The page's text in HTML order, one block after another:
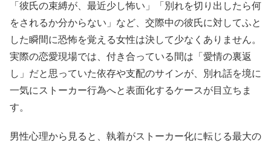
「彼氏の束縛が、最近少し怖い」「別れを切り出したら何
をされるか分からない」など、交際中の彼氏に対してふと
した瞬間に恐怖を覚える女性は決して少なくありません。
実際の恋愛現場では、付き合っている間は「愛情の裏返
し」だと思っていた依存や支配のサインが、別れ話を境に
一気にストーカー行為へと表面化するケースが目立ちま
す。
男性心理から見ると、執着がストーカー化に転じる最大の